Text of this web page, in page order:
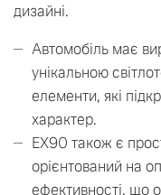
дизайні.
Автомобіль має
унікальною
елементи, які
характер.
EX90 також є
орієнтований на
ефективності, що